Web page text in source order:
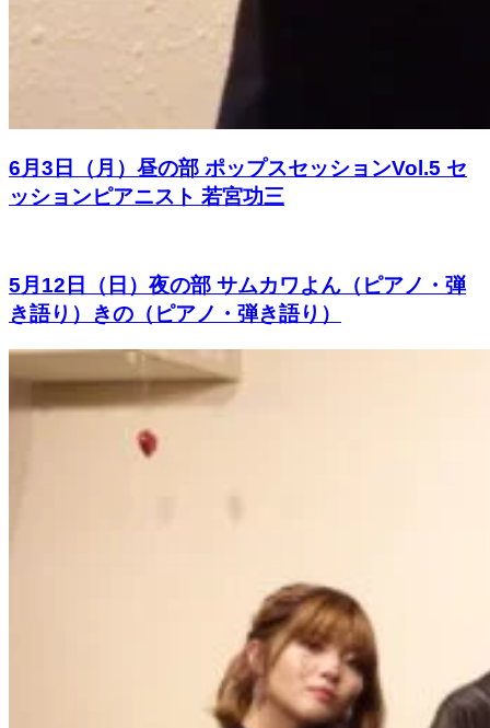
6月3日（月）昼の部 ポップスセッションVol.5 セ
ッションピアニスト 若宮功三
5月12日（日）夜の部 サムカワよん（ピアノ・弾
き語り）きの（ピアノ・弾き語り）